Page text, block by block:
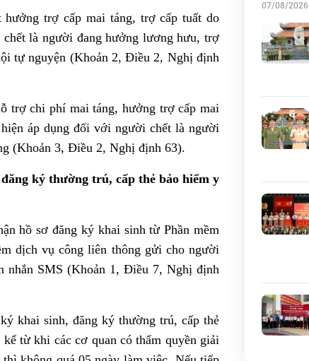
trợ cấp mai táng, trợ cấp tuất do
là người đang hưởng lương hưu, trợ
tự nguyện (Khoản 2, Điều 2, Nghị định
trợ chi phí mai táng, hưởng trợ cấp mai
áp dụng đối với người chết là người
(Khoản 3, Điều 2, Nghị định 63).
ký thường trú, cấp thẻ bảo hiểm y
hồ sơ đăng ký khai sinh từ Phần mềm
dịch vụ công liên thông gửi cho người
nhắn SMS (Khoản 1, Điều 7, Nghị định
khai sinh, đăng ký thường trú, cấp thẻ
từ khi các cơ quan có thẩm quyền giải
07/08/2026